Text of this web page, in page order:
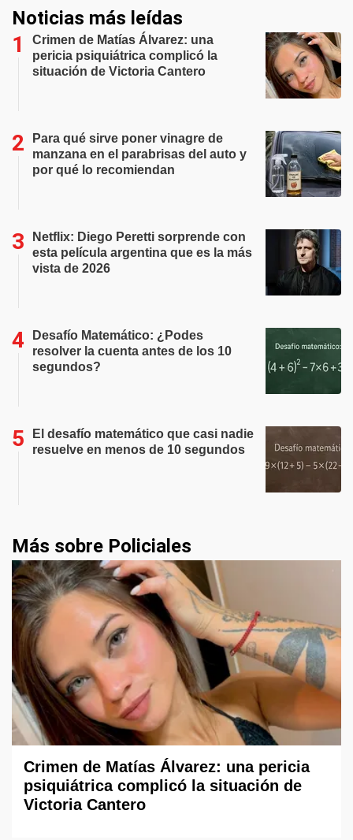
Noticias más leídas
Crimen de Matías Álvarez: una
pericia psiquiátrica complicó la
situación de Victoria Cantero
Para qué sirve poner vinagre de
manzana en el parabrisas del auto y
por qué lo recomiendan
Netflix: Diego Peretti sorprende con
esta película argentina que es la más
vista de 2026
Desafío Matemático: ¿Podes
resolver la cuenta antes de los 10
segundos?
El desafío matemático que casi nadie
resuelve en menos de 10 segundos
Más sobre Policiales
Crimen de Matías Álvarez: una pericia
psiquiátrica complicó la situación de
Victoria Cantero